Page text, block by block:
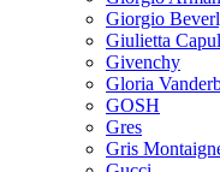
Giorgio
Giulietta
Givenchy
Gloria
GOSH
Gres
Gris